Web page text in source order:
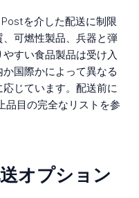
を介した配送に制限
可燃性製品、兵器と弾
すい食品製品は受け入
国際かによって異なる
じています。配送前に
品目の完全なリストを参
オプション